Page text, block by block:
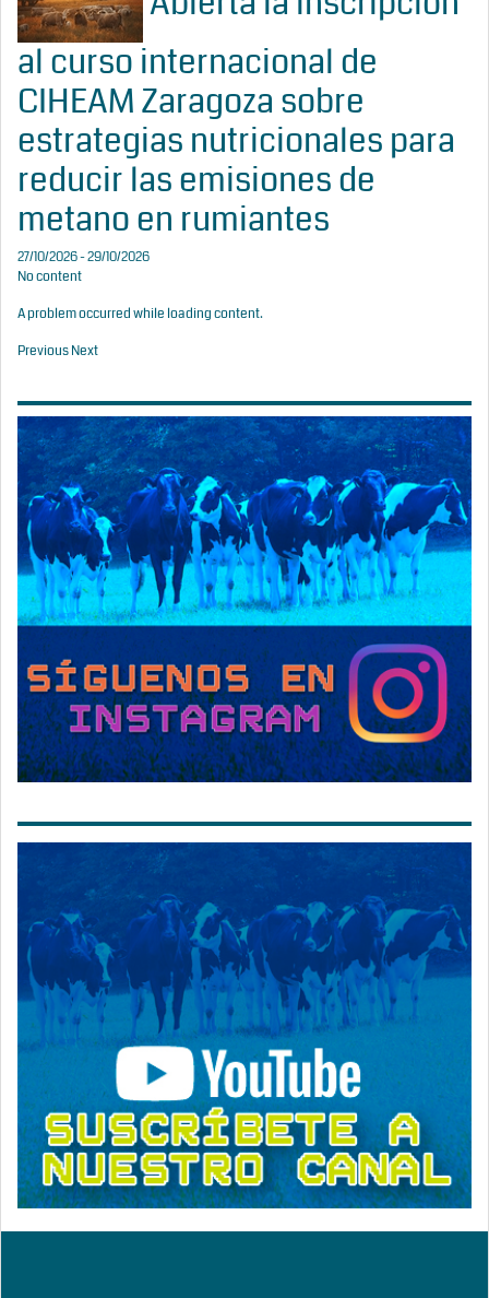
al curso internacional de
CIHEAM Zaragoza sobre
estrategias nutricionales para
reducir las emisiones de
metano en rumiantes
27/10/2026 - 29/10/2026
No content
A problem occurred while loading content.
PreviousNext